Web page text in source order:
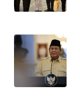
WN
WN
JAKARTA